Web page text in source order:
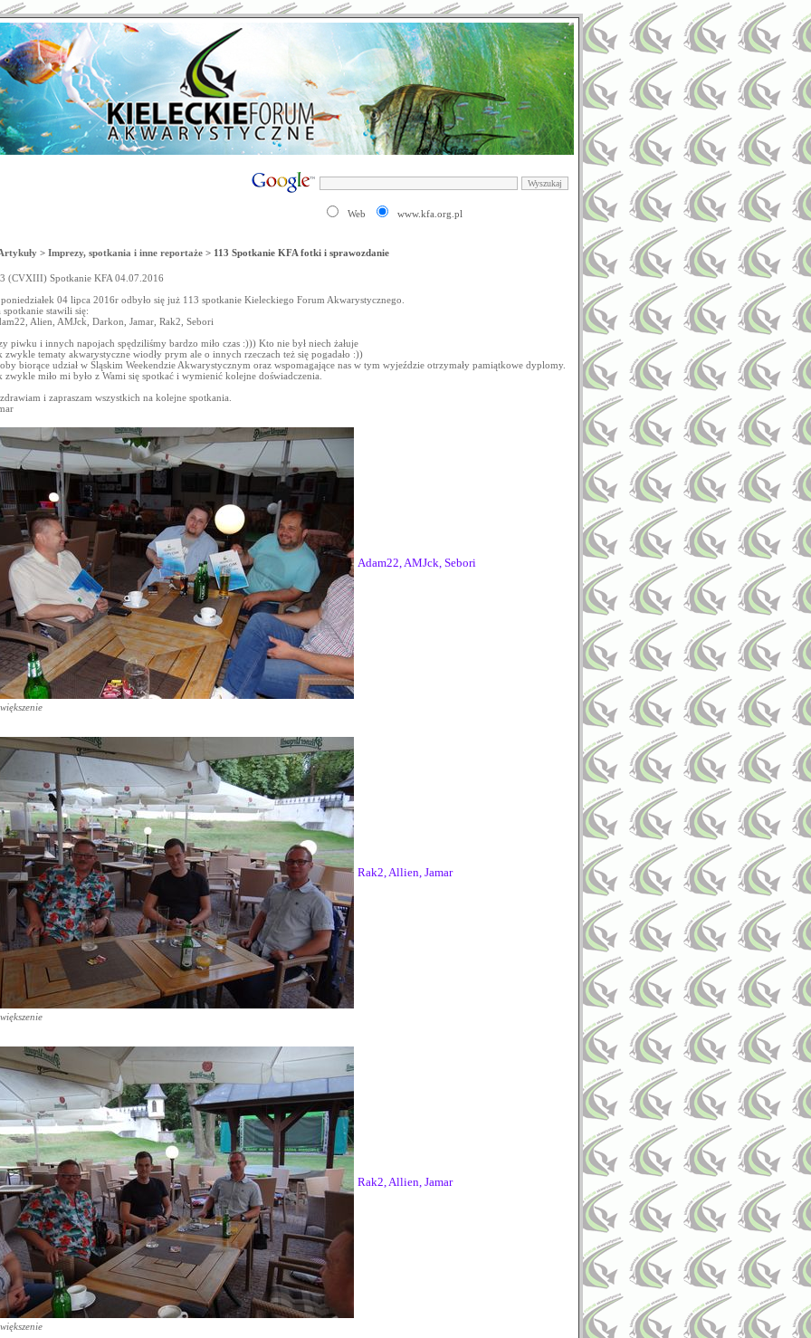
Web www.kfa.org.pl
> Imprezy, spotkania i inne reportaże > 113 Spotkanie KFA fotki i sprawozdanie
(CVXIII) Spotkanie KFA 04.07.2016
04 lipca 2016r odbyło się już 113 spotkanie Kieleckiego Forum Akwarystycznego.
spotkanie stawili się:
Alien, AMJck, Darkon, Jamar, Rak2, Sebori
piwku i innych napojach spędziliśmy bardzo miło czas :))) Kto nie był niech żałuje
zwykle tematy akwarystyczne wiodły prym ale o innych rzeczach też się pogadało :))
biorące udział w Śląskim Weekendzie Akwarystycznym oraz wspomagające nas w tym wyjeździe otrzymały pamiątkowe dyplomy.
zwykle miło mi było z Wami się spotkać i wymienić kolejne doświadczenia.
i zapraszam wszystkich na kolejne spotkania.
Adam22, AMJck, Sebori
Rak2, Allien, Jamar
Rak2, Allien, Jamar